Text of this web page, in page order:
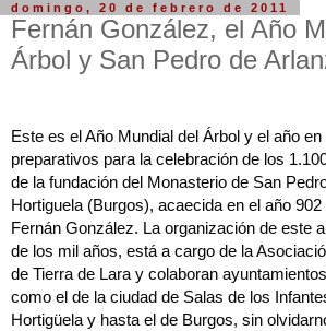
domingo, 20 de febrero de 2011
Fernán González, el Año
Árbol y San Pedro de
Este es el Año Mundial del Árbol y el año
preparativos para la celebración de los
de la fundación del Monasterio de San
Hortiguela (Burgos), acaecida en el año
Fernán González. La organización de este
de los mil años, está a cargo de la
de Tierra de Lara y colaboran
como el de la ciudad de Salas de los
Hortigüela y hasta el de Burgos, sin